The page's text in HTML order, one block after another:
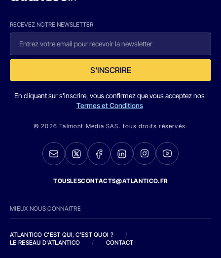
RECEVEZ NOTRE NEWSLETTER
S'INSCRIRE
En cliquant sur s'inscrire, vous confirmez que vous acceptez nos
Termes et Conditions
© 2026 Talmont Media SAS. tous droits réservés.
TOUSLESCONTACTS@ATLANTICO.FR
MIEUX NOUS CONNAITRE
ATLANTICO C'EST QUI, C'EST QUOI ?
/
LE RESEAU D'ATLANTICO
/ CONTACT